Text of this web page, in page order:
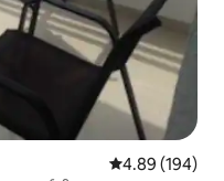
औसत रेटिंग 5 में से
4.89 (194)